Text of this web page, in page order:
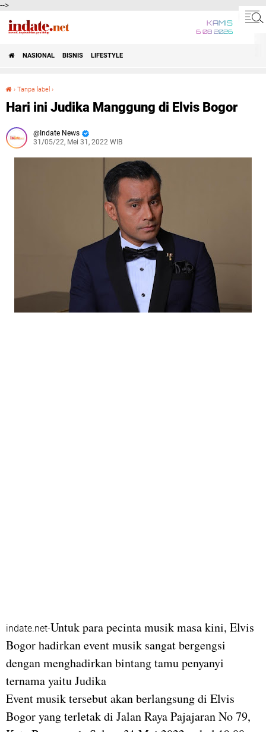
-->
KAMIS
6 08 2026
NASIONAL BISNIS LIFESTYLE
› Tanpa label ›
Hari ini Judika Manggung di Elvis Bogor
Indate News
31/05/22, Mei 31, 2022 WIB
indate.net-Untuk para pecinta musik masa kini, Elvis
Bogor hadirkan event musik sangat bergengsi
dengan menghadirkan bintang tamu penyanyi
ternama yaitu Judika
Event musik tersebut akan berlangsung di Elvis
Bogor yang terletak di Jalan Raya Pajajaran No 79,